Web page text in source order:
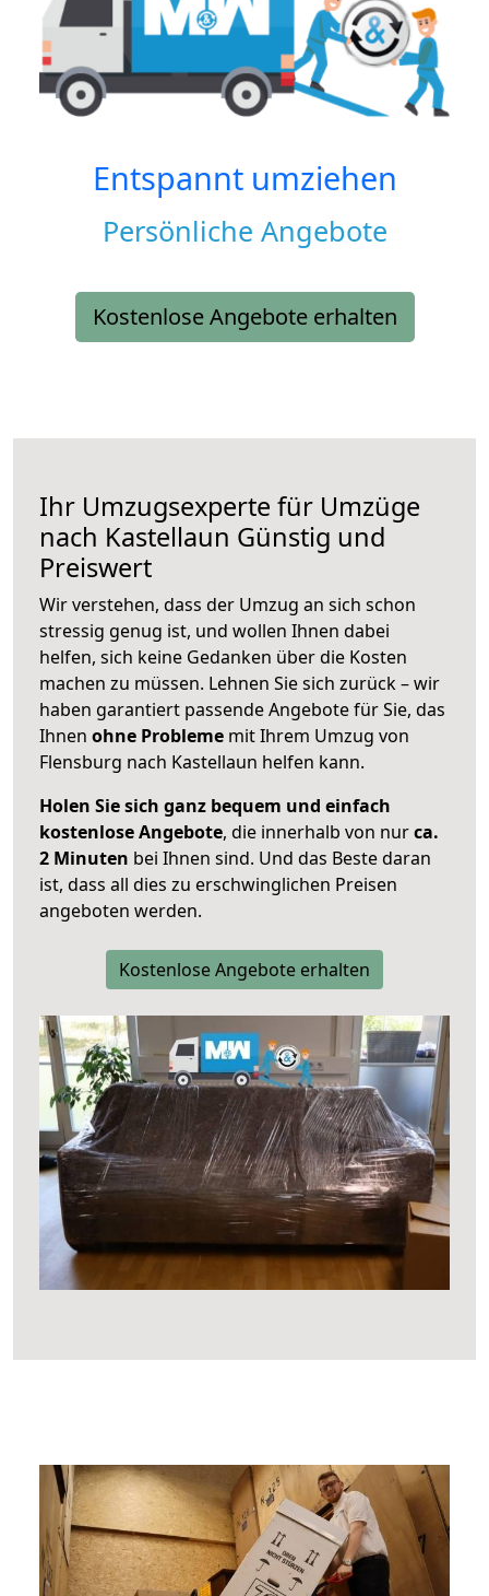
Entspannt umziehen
Persönliche Angebote
Kostenlose Angebote erhalten
Ihr Umzugsexperte für Umzüge
nach Kastellaun Günstig und
Preiswert
Wir verstehen, dass der Umzug an sich schon
stressig genug ist, und wollen Ihnen dabei
helfen, sich keine Gedanken über die Kosten
machen zu müssen. Lehnen Sie sich zurück – wir
haben garantiert passende Angebote für Sie, das
Ihnen ohne Probleme mit Ihrem Umzug von
Flensburg nach Kastellaun helfen kann.
Holen Sie sich ganz bequem und einfach
kostenlose Angebote, die innerhalb von nurca.
2 Minuten bei Ihnen sind. Und das Beste daran
ist, dass all dies zu erschwinglichen Preisen
angeboten werden.
Kostenlose Angebote erhalten